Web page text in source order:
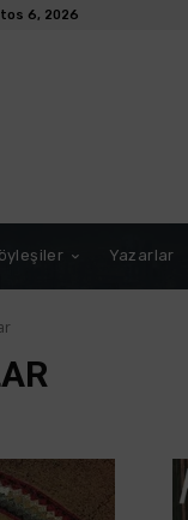
6, 2026
Yazarlar